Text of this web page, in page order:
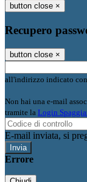
button close ×
Recupero
button close ×
all'indirizzo indicato
Non hai una e-mail
tramite la Login
E-mail inviata, si
Errore